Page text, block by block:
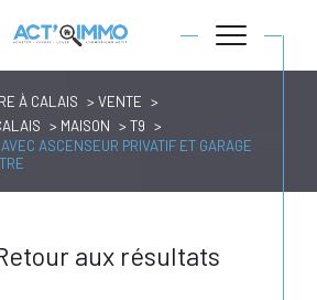
À CALAIS
VENTE
MAISON
T9
ASCENSEUR PRIVATIF ET GARAGE
aux résultats